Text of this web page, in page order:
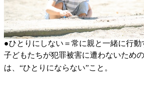
●ひとりにしない＝常に親と一緒に行動
子どもたちが犯罪被害に遭わないため
は、“ひとりにならない”こと。